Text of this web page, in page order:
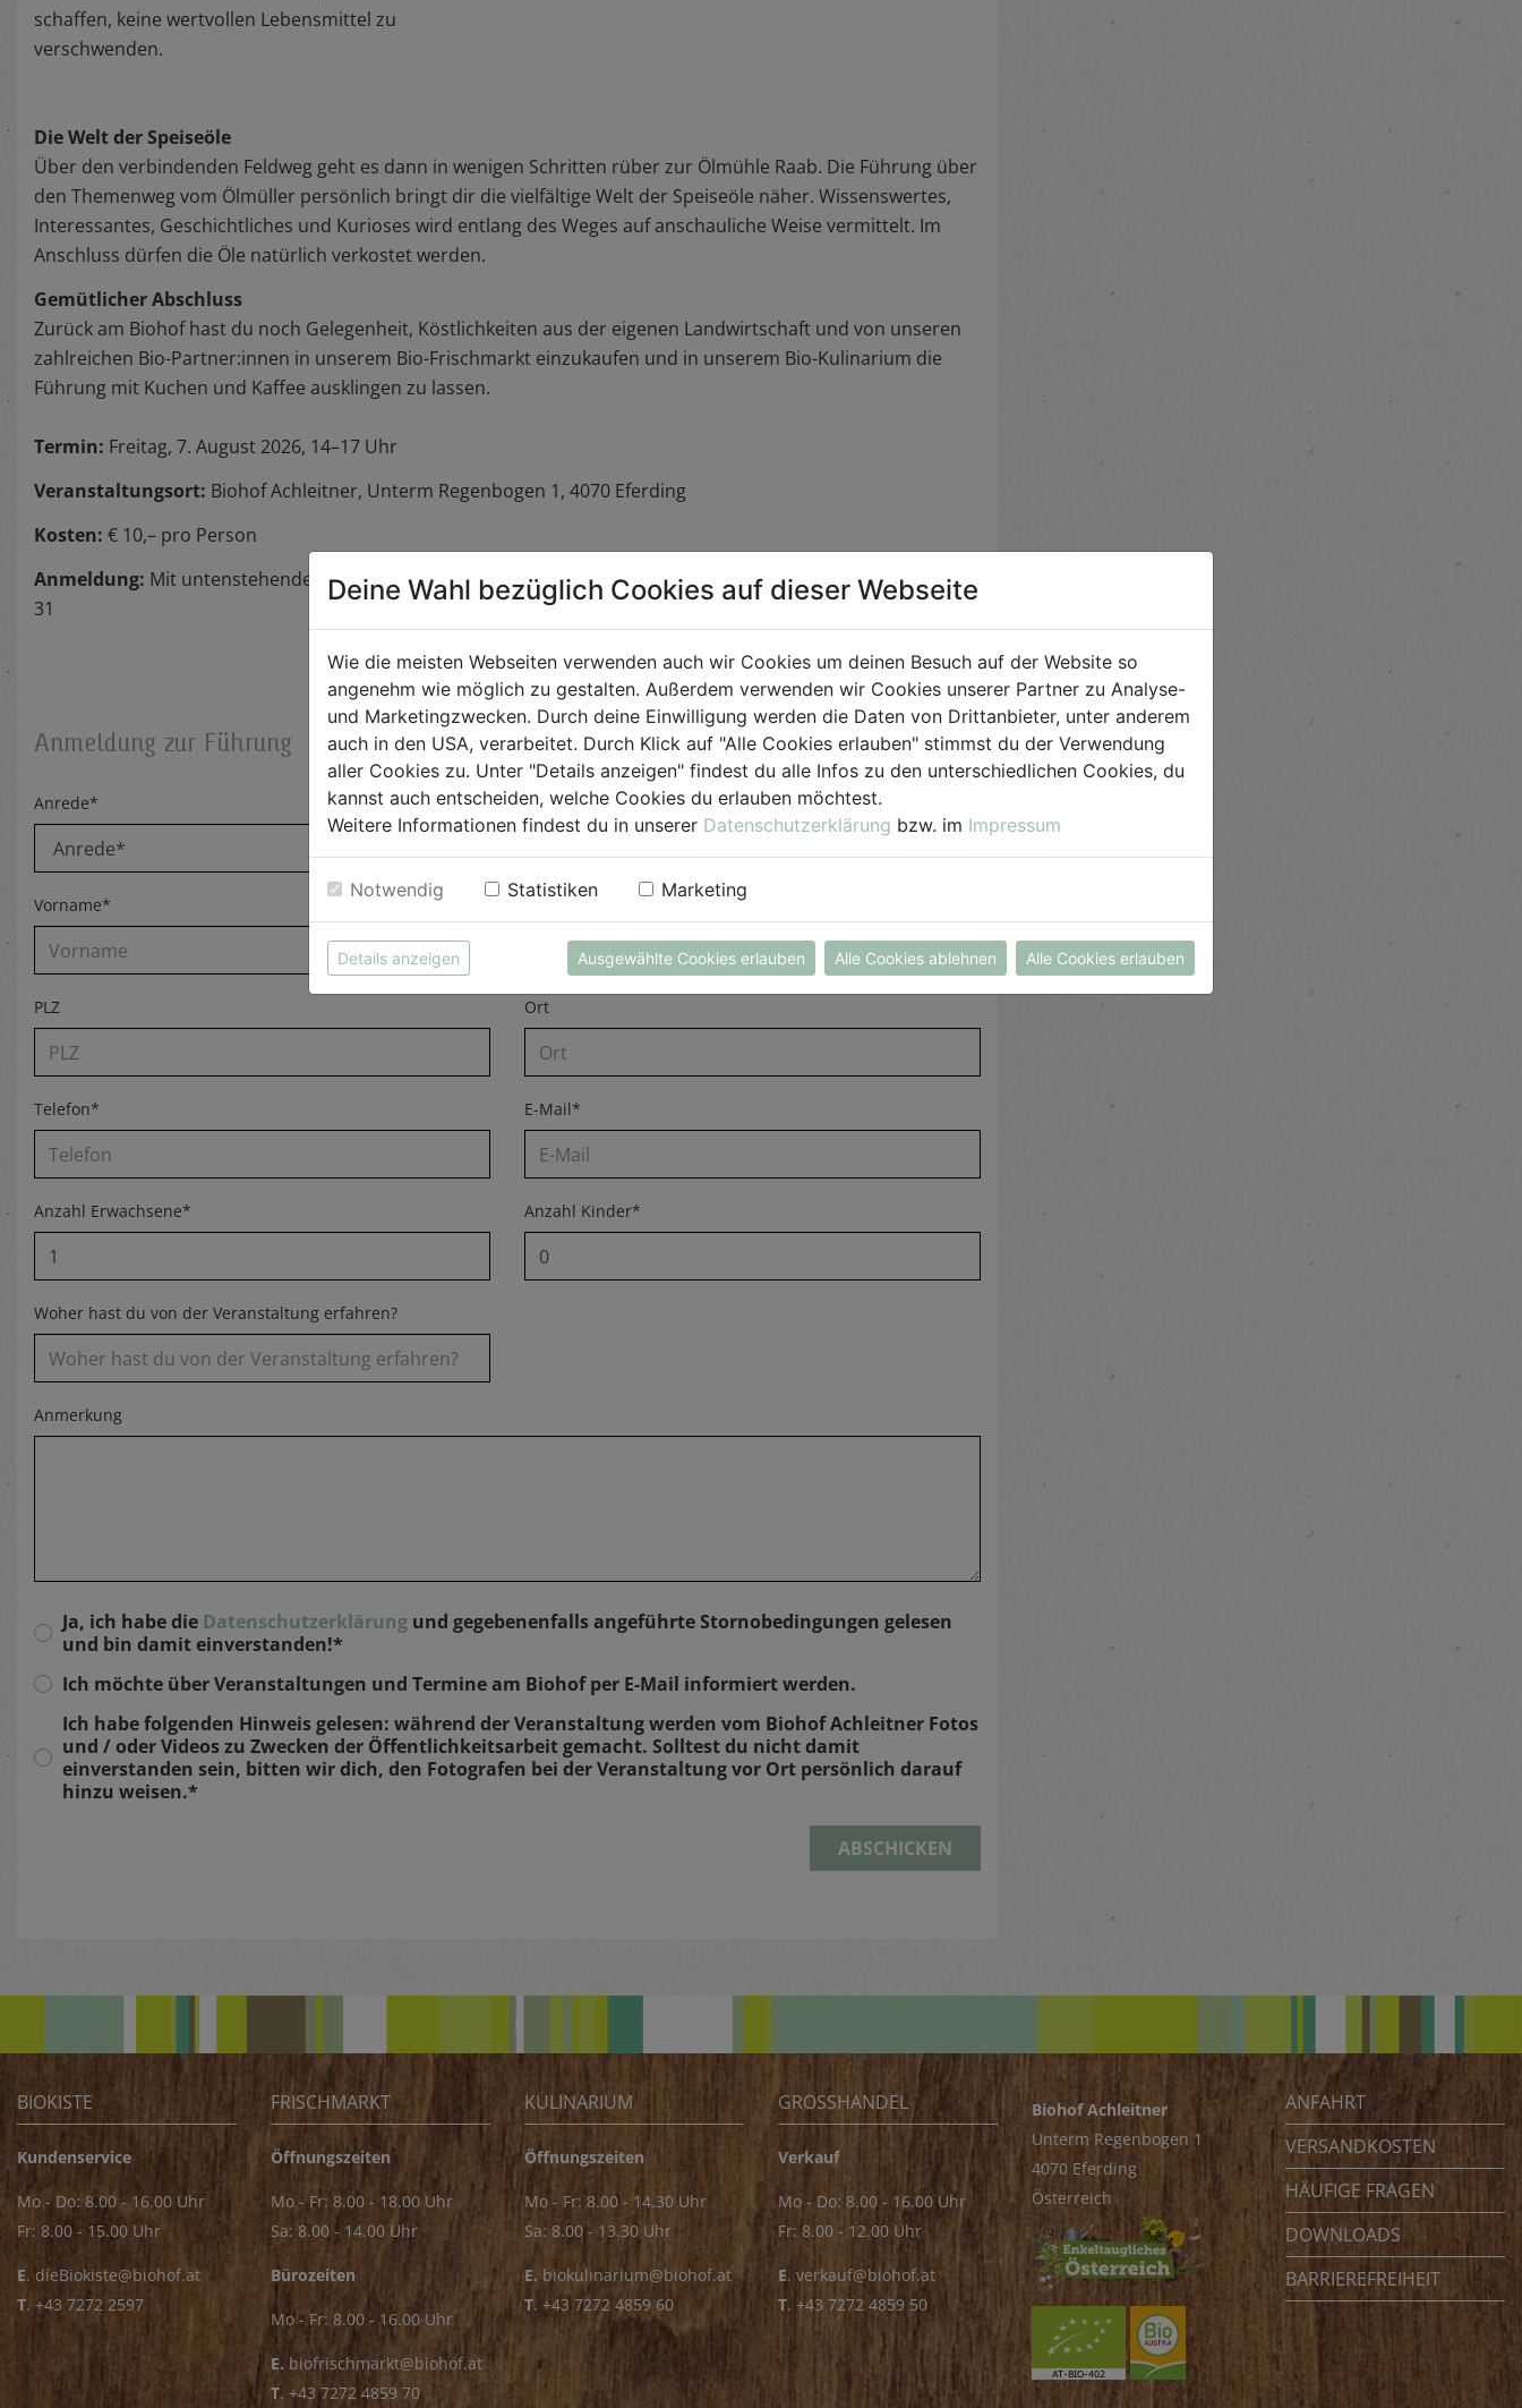
schaffen, keine wertvollen Lebensmittel zu
verschwenden.
Die Welt der Speiseöle
Über den verbindenden Feldweg geht es dann in wenigen Schritten rüber zur Ölmühle Raab. Die Führung über
den Themenweg vom Ölmüller persönlich bringt dir die vielfältige Welt der Speiseöle näher. Wissenswertes,
Interessantes, Geschichtliches und Kurioses wird entlang des Weges auf anschauliche Weise vermittelt. Im
Anschluss dürfen die Öle natürlich verkostet werden.
Gemütlicher Abschluss
Zurück am Biohof hast du noch Gelegenheit, Köstlichkeiten aus der eigenen Landwirtschaft und von unseren
zahlreichen Bio-Partner:innen in unserem Bio-Frischmarkt einzukaufen und in unserem Bio-Kulinarium die
Führung mit Kuchen und Kaffee ausklingen zu lassen.
Termin: Freitag, 7. August 2026, 14–17 Uhr
Veranstaltungsort: Biohof Achleitner, Unterm Regenbogen 1, 4070 Eferding
Kosten: € 10,– pro Person
Anmeldung: Mit untenstehendem Formular, per Mail anevents@biohof.atoder telefonisch unter 07272/2597-
31
Anmeldung zur Führung
Anrede* Nachname*
Vorname* Straße Hausnummer
PLZ Ort
Telefon* E-Mail*
Anzahl Erwachsene* Anzahl Kinder*
Woher hast du von der Veranstaltung erfahren?
Anmerkung
Ja, ich habe die Datenschutzerklärung und gegebenenfalls angeführte Stornobedingungen gelesen
und bin damit einverstanden!*
Ich möchte über Veranstaltungen und Termine am Biohof per E-Mail informiert werden.
Ich habe folgenden Hinweis gelesen: während der Veranstaltung werden vom Biohof Achleitner Fotos
und / oder Videos zu Zwecken der Öffentlichkeitsarbeit gemacht. Solltest du nicht damit
einverstanden sein, bitten wir dich, den Fotografen bei der Veranstaltung vor Ort persönlich darauf
hinzu weisen.*
ABSCHICKEN
BIOKISTE
Kundenservice
Mo - Do: 8.00 - 16.00 Uhr
Fr: 8.00 - 15.00 Uhr
E. dieBiokiste@biohof.at
T. +43 7272 2597
FRISCHMARKT
Öffnungszeiten
Mo - Fr: 8.00 - 18.00 Uhr
Sa: 8.00 - 14.00 Uhr
Bürozeiten
Mo - Fr: 8.00 - 16.00 Uhr
E. biofrischmarkt@biohof.at
T. +43 7272 4859 70
KULINARIUM
Öffnungszeiten
Mo - Fr: 8.00 - 14.30 Uhr
Sa: 8.00 - 13.30 Uhr
E. biokulinarium@biohof.at
T. +43 7272 4859 60
GROSSHANDEL
Verkauf
Mo - Do: 8.00 - 16.00 Uhr
Fr: 8.00 - 12.00 Uhr
E. verkauf@biohof.at
T. +43 7272 4859 50
Biohof Achleitner
Unterm Regenbogen 1
4070 Eferding
Österreich
ANFAHRT
VERSANDKOSTEN
HÄUFIGE FRAGEN
DOWNLOADS
BARRIEREFREIHEIT
Deine Wahl bezüglich Cookies auf dieser Webseite
Wie die meisten Webseiten verwenden auch wir Cookies um deinen Besuch auf der Website so
angenehm wie möglich zu gestalten. Außerdem verwenden wir Cookies unserer Partner zu Analyse-
und Marketingzwecken. Durch deine Einwilligung werden die Daten von Drittanbieter, unter anderem
auch in den USA, verarbeitet. Durch Klick auf "Alle Cookies erlauben" stimmst du der Verwendung
aller Cookies zu. Unter "Details anzeigen" findest du alle Infos zu den unterschiedlichen Cookies, du
kannst auch entscheiden, welche Cookies du erlauben möchtest.
Weitere Informationen findest du in unserer Datenschutzerklärung bzw. im Impressum
Notwendig Statistiken Marketing
Details anzeigen Ausgewählte Cookies erlauben Alle Cookies ablehnen Alle Cookies erlauben